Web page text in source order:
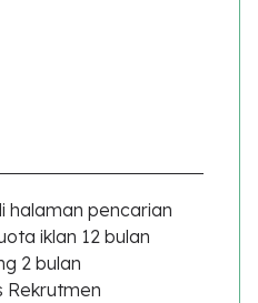
halaman pencarian
iklan 12 bulan
2 bulan
Rekrutmen